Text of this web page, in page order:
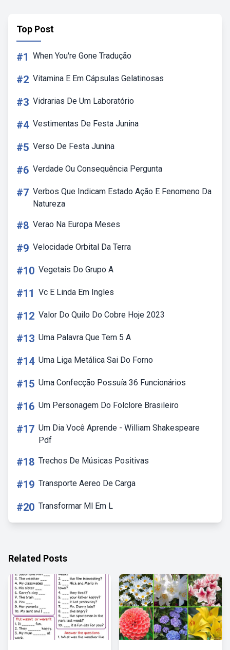
Top Post
#1 When You're Gone Tradução
#2 Vitamina E Em Cápsulas Gelatinosas
#3 Vidrarias De Um Laboratório
#4 Vestimentas De Festa Junina
#5 Verso De Festa Junina
#6 Verdade Ou Consequência Pergunta
#7 Verbos Que Indicam Estado Ação E Fenomeno Da
Natureza
#8 Verao Na Europa Meses
#9 Velocidade Orbital Da Terra
#10 Vegetais Do Grupo A
#11 Vc E Linda Em Ingles
#12 Valor Do Quilo Do Cobre Hoje 2023
#13 Uma Palavra Que Tem 5 A
#14 Uma Liga Metálica Sai Do Forno
#15 Uma Confecção Possuía 36 Funcionários
#16 Um Personagem Do Folclore Brasileiro
#17 Um Dia Você Aprende - William Shakespeare
Pdf
#18 Trechos De Músicas Positivas
#19 Transporte Aereo De Carga
#20 Transformar Ml Em L
Related Posts